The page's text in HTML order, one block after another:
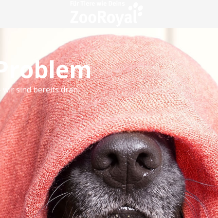
wir sind bereits dran.